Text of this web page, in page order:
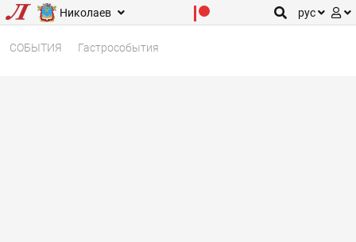
Николаев рус
СОБЫТИЯ Гастрособытия